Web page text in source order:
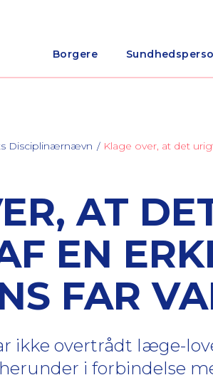
Borgere
Disciplinærnævn Klage over, at det
AT
EN
FAR
ikke overtrådt læge-
i forbindelse